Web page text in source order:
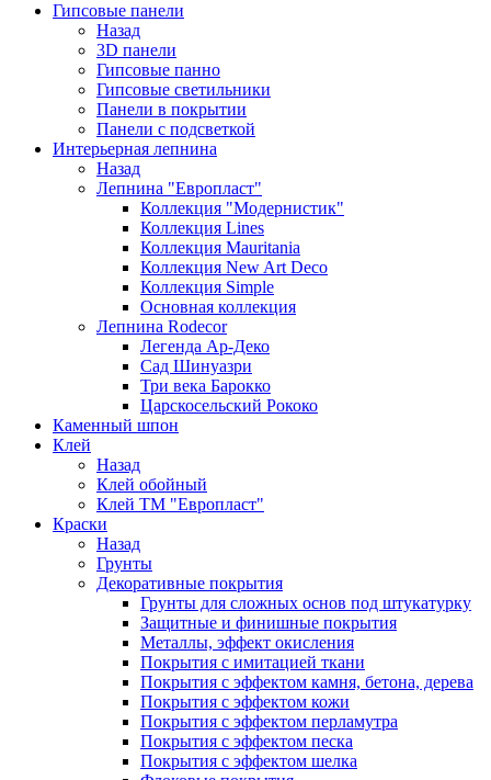
Гипсовые панели
Назад
3D панели
Гипсовые панно
Гипсовые светильники
Панели в покрытии
Панели с подсветкой
Интерьерная лепнина
Назад
Лепнина "Европласт"
Коллекция "Модернистик"
Коллекция Lines
Коллекция Mauritania
Коллекция New Art Deco
Коллекция Simple
Основная коллекция
Лепнина Rodecor
Легенда Ар-Деко
Сад Шинуазри
Три века Барокко
Царскосельский Рококо
Каменный шпон
Клей
Назад
Клей обойный
Клей ТМ "Европласт"
Краски
Назад
Грунты
Декоративные покрытия
Грунты для сложных основ под штукатурку
Защитные и финишные покрытия
Металлы, эффект окисления
Покрытия с имитацией ткани
Покрытия с эффектом камня, бетона, дерева
Покрытия с эффектом кожи
Покрытия с эффектом перламутра
Покрытия с эффектом песка
Покрытия с эффектом шелка